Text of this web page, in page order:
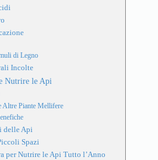
di Legno
Incolte
Nutrire le Api
Altre Piante Mellifere
delle Api
Spazi
per Nutrire le Api Tutto l’Anno